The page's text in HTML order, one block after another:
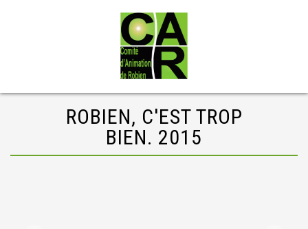
ROBIEN, C'EST TROP
BIEN. 2015